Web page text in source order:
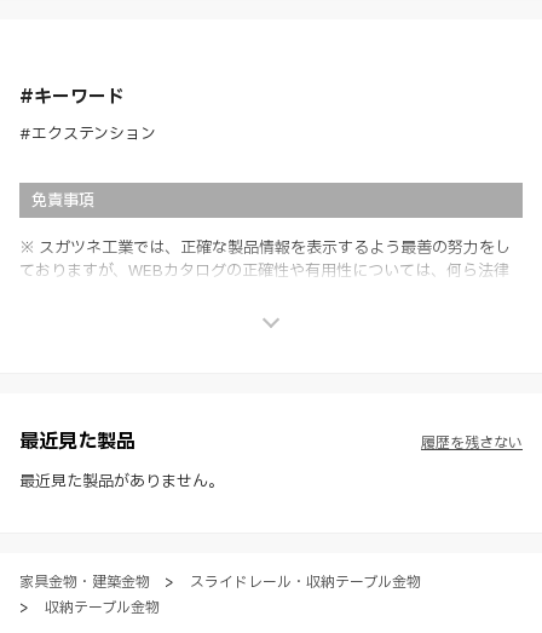
#キーワード
#エクステンション
免責事項
※ スガツネ工業では、正確な製品情報を表示するよう最善の努力をし
ておりますが、WEBカタログの正確性や有用性については、何ら法律
社製品の使用ご検討、又は販売促進目的の利用に限ります。
※ 本WEBサイト製品情報のご利用にあたっては、WEBサイト利用規
約、プライバシーポリシー、製品情報ガイドをご確認いただき、内容の
最近見た製品
最近見た製品がありません。
履歴を残さない
家具金物・建築金物 >
スライドレール・収納テーブル金物
>
収納テーブル金物